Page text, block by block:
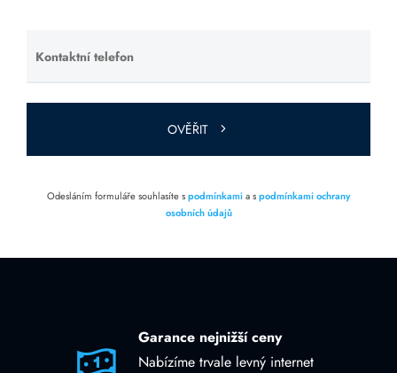
Kontaktní telefon
Ponechte
toto pole
prázdné.
OVĚŘIT
Odesláním formuláře souhlasíte spodmínkamia spodmínkami ochrany
osobních údajů
Garance nejnižší ceny
Nabízíme trvale levný internet